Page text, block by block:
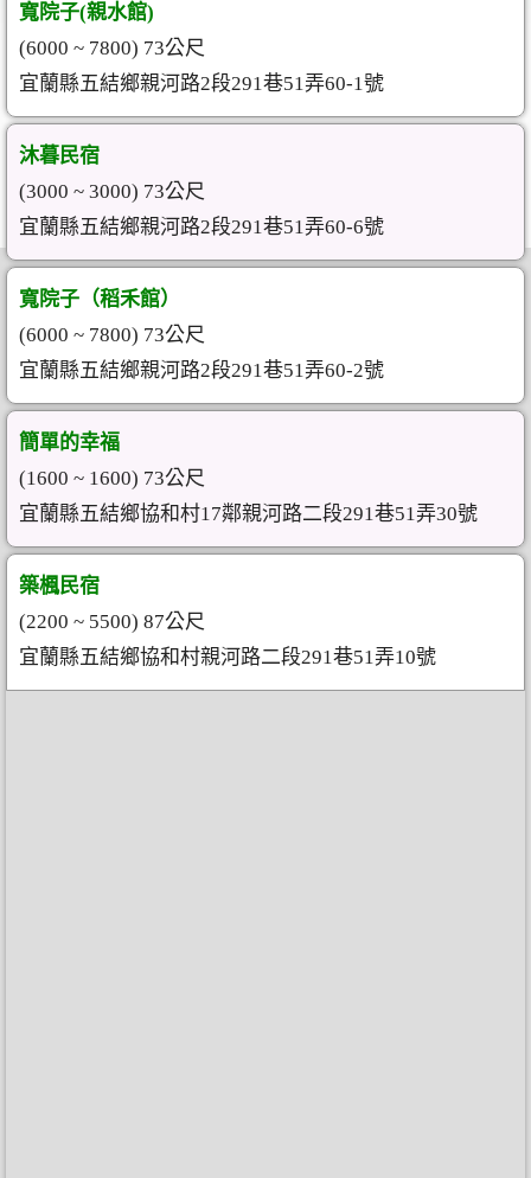
寬院子(親水館)
(6000 ~ 7800) 73公尺
宜蘭縣五結鄉親河路2段291巷51弄60-1號
沐暮民宿
(3000 ~ 3000) 73公尺
宜蘭縣五結鄉親河路2段291巷51弄60-6號
寬院子（稻禾館）
(6000 ~ 7800) 73公尺
宜蘭縣五結鄉親河路2段291巷51弄60-2號
簡單的幸福
(1600 ~ 1600) 73公尺
宜蘭縣五結鄉協和村17鄰親河路二段291巷51弄30號
築楓民宿
(2200 ~ 5500) 87公尺
宜蘭縣五結鄉協和村親河路二段291巷51弄10號